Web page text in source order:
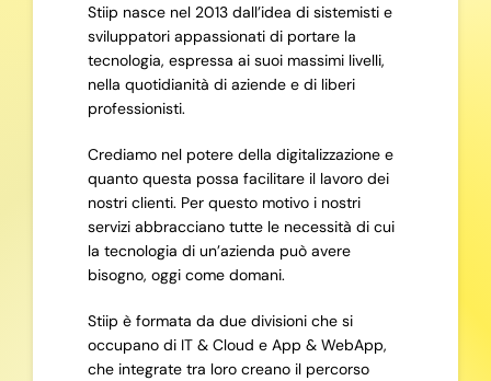
Stiip nasce nel 2013 dall’idea di sistemisti e
sviluppatori appassionati di portare la
tecnologia, espressa ai suoi massimi livelli,
nella quotidianità di aziende e di liberi
professionisti.
Crediamo nel potere della digitalizzazione e
quanto questa possa facilitare il lavoro dei
nostri clienti. Per questo motivo i nostri
servizi abbracciano tutte le necessità di cui
la tecnologia di un’azienda può avere
bisogno, oggi come domani.
Stiip è formata da due divisioni che si
occupano di IT & Cloud e App & WebApp,
che integrate tra loro creano il percorso